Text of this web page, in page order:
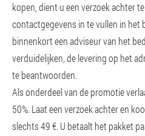
kopen, dient u een verzoek achter
contactgegevens in te vullen in het
binnenkort een adviseur van het
verduidelijken, de levering op het
te beantwoorden.
Als onderdeel van de promotie
50%. Laat een verzoek achter en
slechts 49 €. U betaalt het pakket